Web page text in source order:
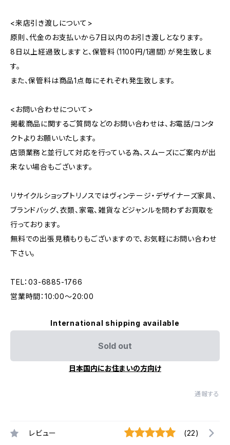
<来店引き渡しについて>
原則、代金のお支払いから7日以内のお引き渡しとなります。
8日以上経過致しますと、保管料（1100円/1週間）が発生致しま
す。
また、保管料は商品1点毎にそれぞれ発生致します。
<お問い合わせについて>
掲載商品に関するご質問などのお問い合わせは、お電話/コンタ
クトよりお願いいたします。
店頭業務と並行して対応を行っている為、スムーズにご案内が出
来ない場合もございます。
リサイクルショップトリノスではヴィンテージ・デザイナーズ家具、
ブランドバッグ、衣類、家電、雑貨などジャンルを問わずお買取を
行っております。
無料での出張見積もりもございますので、お気軽にお問い合わせ
下さい。
TEL：03-6885-1766
営業時間：10:00〜20:00
International shipping available
Sold out
日本国内にお住まいの方向け
通報する
レビュー (22)